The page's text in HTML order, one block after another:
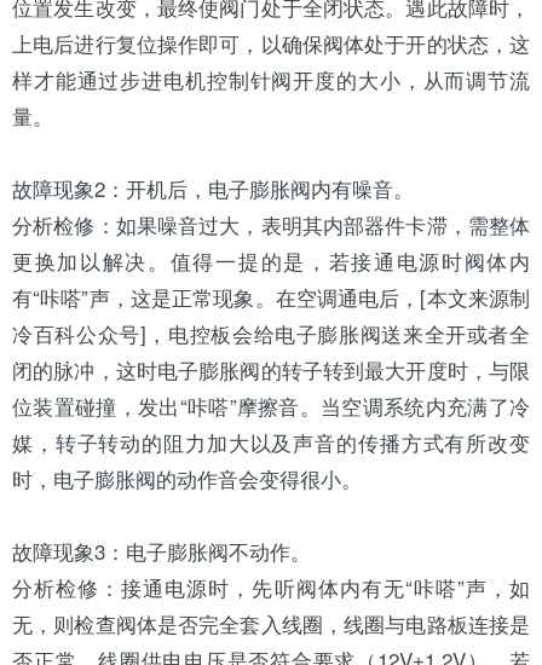
位置发生改变，最终使阀门处于全闭状态。遇此故障时，
上电后进行复位操作即可，以确保阀体处于开的状态，这
样才能通过步进电机控制针阀开度的大小，从而调节流
量。
故障现象2：开机后，电子膨胀阀内有噪音。
分析检修：如果噪音过大，表明其内部器件卡滞，需整体
更换加以解决。值得一提的是，若接通电源时阀体内
有“咔嗒”声，这是正常现象。在空调通电后，[本文来源制
冷百科公众号]，电控板会给电子膨胀阀送来全开或者全
闭的脉冲，这时电子膨胀阀的转子转到最大开度时，与限
位装置碰撞，发出“咔嗒”摩擦音。当空调系统内充满了冷
媒，转子转动的阻力加大以及声音的传播方式有所改变
时，电子膨胀阀的动作音会变得很小。
故障现象3：电子膨胀阀不动作。
分析检修：接通电源时，先听阀体内有无“咔嗒”声，如
无，则检查阀体是否完全套入线圈，线圈与电路板连接是